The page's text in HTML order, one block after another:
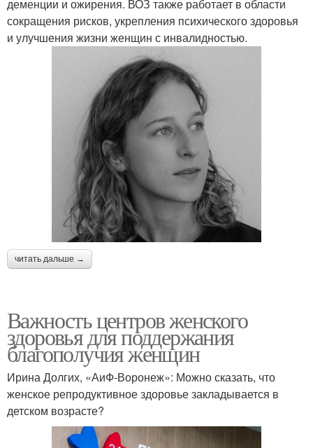
деменции и ожирения. ВОЗ также работает в области
сокращения рисков, укрепления психического здоровья
и улучшения жизни женщин с инвалидностью.
читать дальше →
Важность центров женского
здоровья для поддержания
благополучия женщин
Ирина Долгих, «АиФ-Воронеж»: Можно сказать, что
женское репродуктивное здоровье закладывается в
детском возрасте?